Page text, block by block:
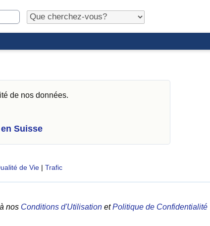
de nos données.
Suisse
de Vie | Trafic
nos Conditions d'Utilisation etPolitique de Confidentialité